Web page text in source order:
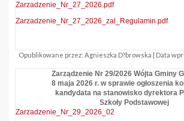
Zarzadzenie_Nr_27_2026.pdf
Zarzadzenie_Nr_27_2026_zal_Regulamin.pdf
Opublikowane przez: Agnieszka D?browska | Data
Zarządzenie Nr 29/2026 Wójta Gminy
8 maja 2026 r. w sprawie ogłoszenia
kandydata na stanowisko dyrektora
Szkoły Podstawowej
Zarzadzenie_Nr_29_2026_02